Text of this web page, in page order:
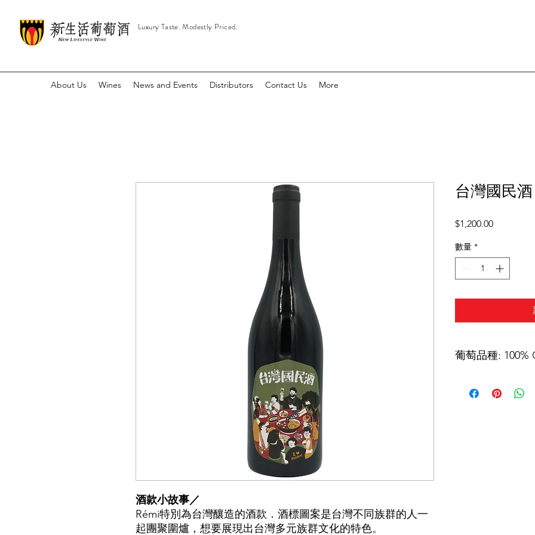
Luxury Taste. Modestly Priced.
About Us Wines News and Events Distributors Contact Us More
酒款小故事／
Rémi特別為台灣釀造的酒款．酒標圖案是台灣不同族群的人一
起團聚圍爐，想要展現出台灣多元族群文化的特色。
台灣國民
$1,200.00價
數量 *
葡萄品種: 100%